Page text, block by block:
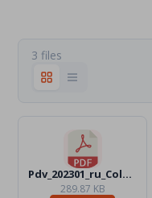
3 files
Pdv_202301_ru_Color.pdf
289.87 KB